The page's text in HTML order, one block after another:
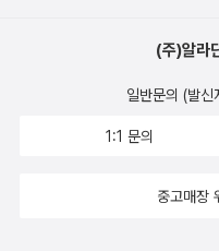
(주)알라
일반문의 (발신
1:1 문의
중고매장